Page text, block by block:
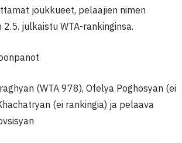
joukkueet, pelaajien nimen
2.5. julkaistu WTA-rankinginsa.
(WTA 978), Ofelya Poghosyan (ei
(ei rankingia) ja pelaava